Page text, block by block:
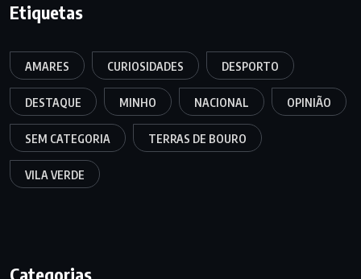
Etiquetas
AMARES CURIOSIDADES DESPORTO
DESTAQUE MINHO NACIONAL OPINIÃO
SEM CATEGORIA TERRAS DE BOURO
VILA VERDE
Categorias